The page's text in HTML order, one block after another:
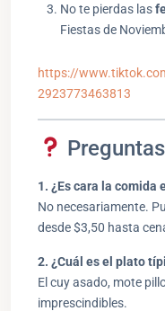
No te pierdas las
Fiestas de
https://
2923773463813
1. ¿Es cara la comida
No necesariamente.
desde $3,50 hasta
2. ¿Cuál es el plato
El cuy asado, mote
imprescindibles.